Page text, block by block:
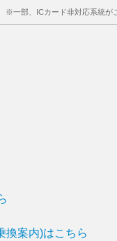
※一部、ICカード非対応系統が
換案内)はこちら